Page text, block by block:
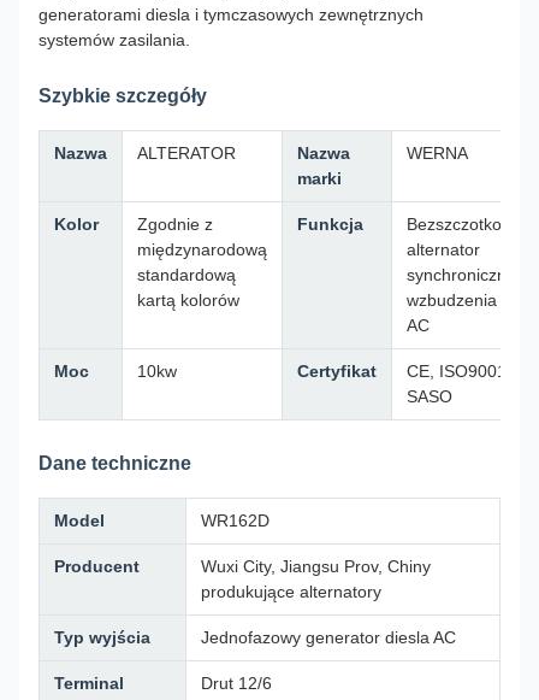
generatorami diesla i tymczasowych zewnętrznych
systemów zasilania.
Szybkie szczegóły
Nazwa ALTERATOR
Nazwa
marki
WERNA
Kolor
Zgodnie z
międzynarodową
standardową
kartą kolorów
Funkcja
Bezszczotkowy
alternator
synchroniczny
wzbudzenia
AC
Moc 10kw Certyfikat
CE, ISO9001,
SASO
Dane techniczne
Model WR162D
Producent
Wuxi City, Jiangsu Prov, Chiny
produkujące alternatory
Typ wyjścia Jednofazowy generator diesla AC
Terminal Drut 12/6